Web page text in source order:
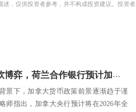
，仅供投资者参考，并不构成投资建议。投资者
能源通胀冲击与经济疲软博弈，荷兰合作银行预计加拿大央行年内维持利率不变
景下，加拿大货币政策前景逐渐趋于谨
师指出，加拿大央行预计将在2026年全